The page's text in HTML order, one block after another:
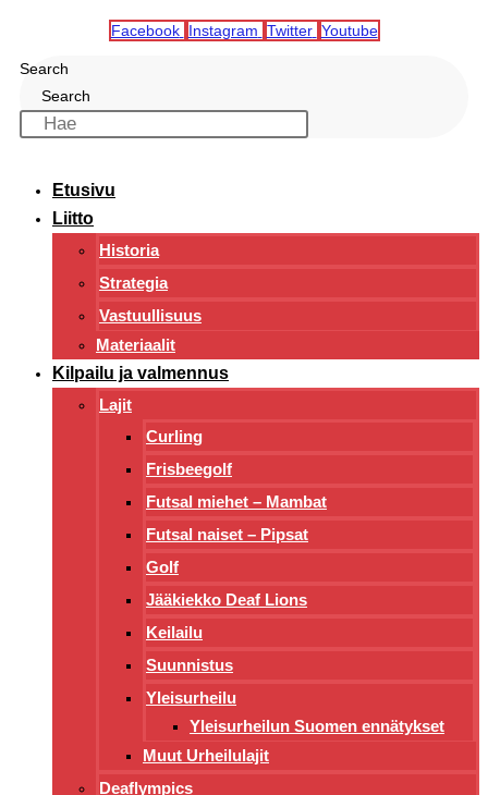
Facebook Instagram Twitter Youtube
Search
Search
Etusivu
Liitto
Historia
Strategia
Vastuullisuus
Materiaalit
Kilpailu ja valmennus
Lajit
Curling
Frisbeegolf
Futsal miehet – Mambat
Futsal naiset – Pipsat
Golf
Jääkiekko Deaf Lions
Keilailu
Suunnistus
Yleisurheilu
Yleisurheilun Suomen ennätykset
Muut Urheilulajit
Deaflympics